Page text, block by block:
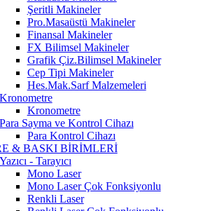
Şeritli Makineler
Pro.Masaüstü Makineler
Finansal Makineler
FX Bilimsel Makineler
Grafik Çiz.Bilimsel Makineler
Cep Tipi Makineler
Hes.Mak.Sarf Malzemeleri
Kronometre
Kronometre
Para Sayma ve Kontrol Cihazı
Para Kontrol Cihazı
& BASKI BİRİMLERİ
Yazıcı - Tarayıcı
Mono Laser
Mono Laser Çok Fonksiyonlu
Renkli Laser